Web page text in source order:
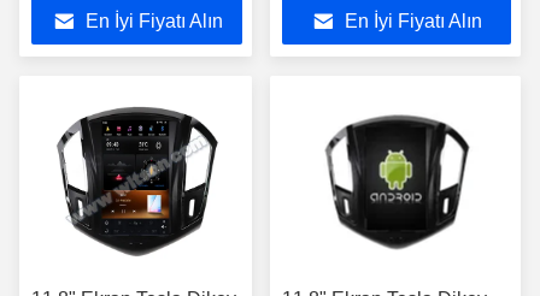
StereosuEn İyi Fiyatı Alın
En İyi Fiyatı Alın